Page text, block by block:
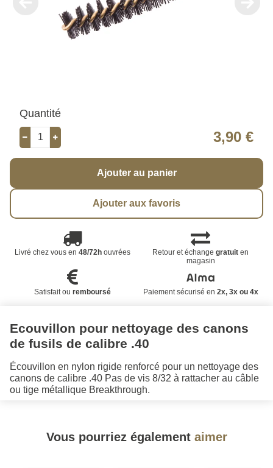
Quantité
3,90 €
Ajouter au panier
Ajouter aux favoris
Livré chez vous en 48/72houvrées Retour et échangegratuit en
magasin
Satisfait ou remboursé Paiement sécurisé en 2x, 3x ou 4x
Ecouvillon pour nettoyage des canons
de fusils de calibre .40
Écouvillon en nylon rigide renforcé pour un nettoyage des
canons de calibre .40 Pas de vis 8/32 à rattacher au câble
ou tige métallique Breakthrough.
Vous pourriez également aimer